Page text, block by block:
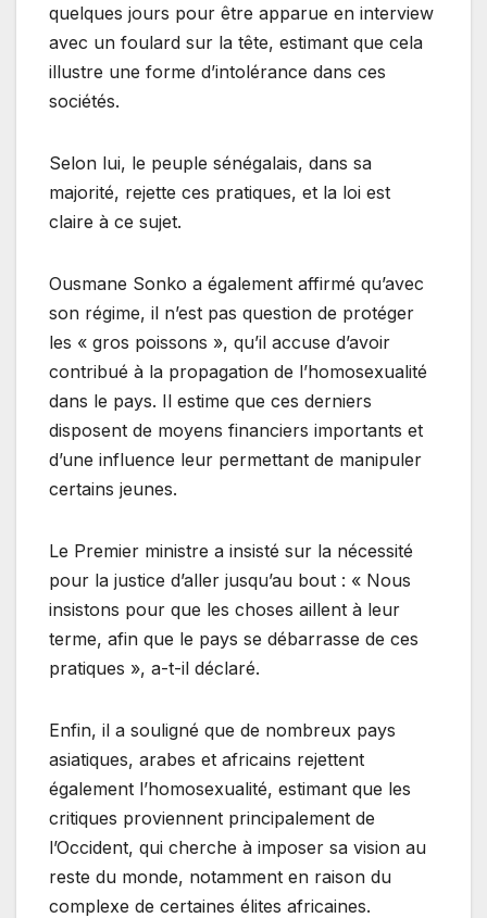
quelques jours pour être apparue en interview
avec un foulard sur la tête, estimant que cela
illustre une forme d’intolérance dans ces
sociétés.
Selon lui, le peuple sénégalais, dans sa
majorité, rejette ces pratiques, et la loi est
claire à ce sujet.
Ousmane Sonko a également affirmé qu’avec
son régime, il n’est pas question de protéger
les « gros poissons », qu’il accuse d’avoir
contribué à la propagation de l’homosexualité
dans le pays. Il estime que ces derniers
disposent de moyens financiers importants et
d’une influence leur permettant de manipuler
certains jeunes.
Le Premier ministre a insisté sur la nécessité
pour la justice d’aller jusqu’au bout : « Nous
insistons pour que les choses aillent à leur
terme, afin que le pays se débarrasse de ces
pratiques », a-t-il déclaré.
Enfin, il a souligné que de nombreux pays
asiatiques, arabes et africains rejettent
également l’homosexualité, estimant que les
critiques proviennent principalement de
l’Occident, qui cherche à imposer sa vision au
reste du monde, notamment en raison du
complexe de certaines élites africaines.